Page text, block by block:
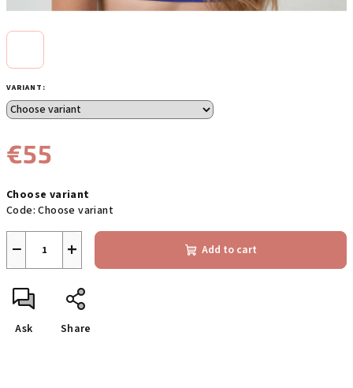
VARIANT:
€55
price:
Choose variant
Code: Choose variant
+
− Add to cart
Ask Share